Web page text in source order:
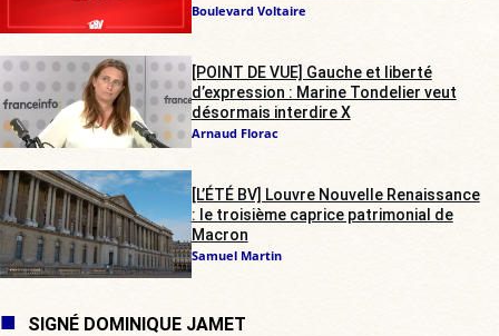
Boulevard Voltaire
[POINT DE VUE] Gauche et liberté
d’expression : Marine Tondelier veut
désormais interdire X
Arnaud Florac
[L’ÉTÉ BV] Louvre Nouvelle Renaissance
: le troisième caprice patrimonial de
Macron
Samuel Martin
SIGNÉ DOMINIQUE JAMET